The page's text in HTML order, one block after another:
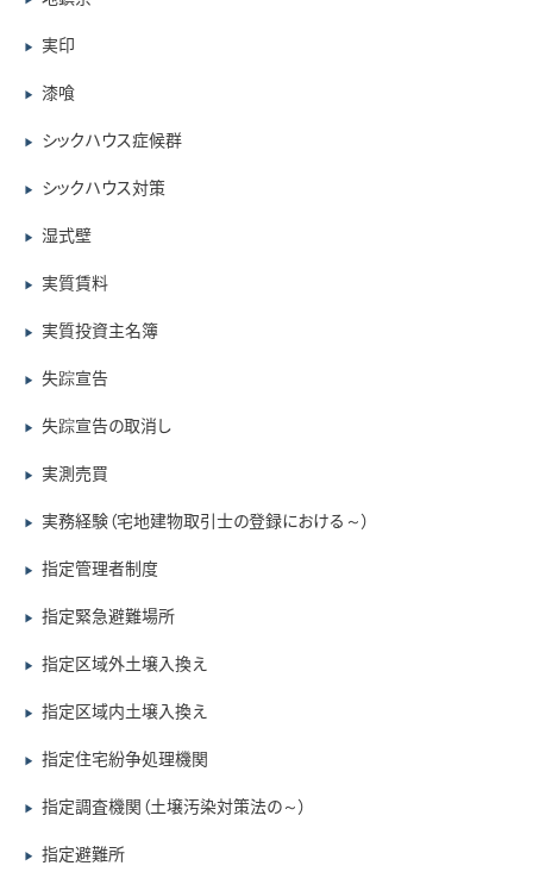
▶ 実印
▶ 漆喰
▶ シックハウス症候群
▶ シックハウス対策
▶ 湿式壁
▶ 実質賃料
▶ 実質投資主名簿
▶ 失踪宣告
▶ 失踪宣告の取消し
▶ 実測売買
▶ 実務経験（宅地建物取引士の登録における～）
▶ 指定管理者制度
▶ 指定緊急避難場所
▶ 指定区域外土壌入換え
▶ 指定区域内土壌入換え
▶ 指定住宅紛争処理機関
▶ 指定調査機関（土壌汚染対策法の～）
▶ 指定避難所